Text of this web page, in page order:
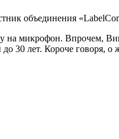
объединения
на микрофон. Впрочем,
30 лет. Короче